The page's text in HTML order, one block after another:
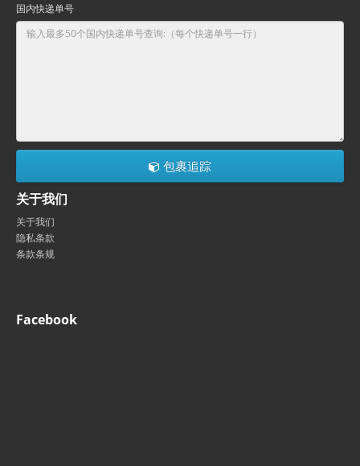
国内快递单号
包裹追踪
关于我们
关于我们
隐私条款
条款条规
Facebook